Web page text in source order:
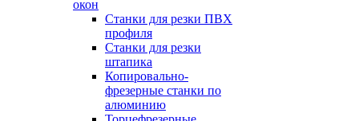
окон
Станки для резки ПВХ
профиля
Станки для резки
штапика
Копировально-
фрезерные станки по
алюминию